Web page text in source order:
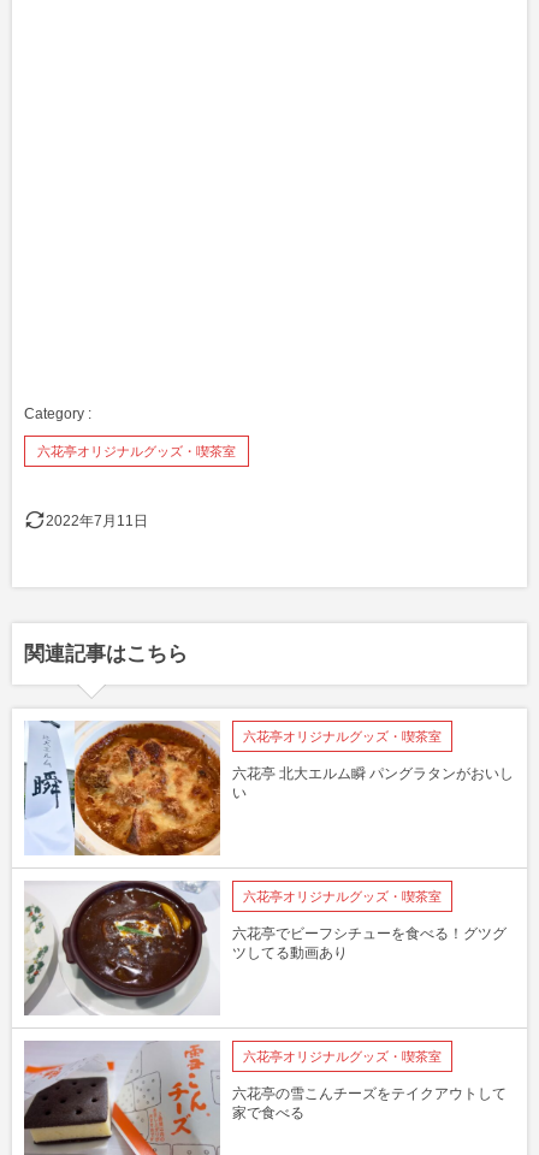
六花亭オリジナルグッズ・喫茶室
2022年7月11日
関連記事はこちら
六花亭オリジナルグッズ・喫茶室
六花亭 北大エルム瞬 パングラタンがおいし
い
六花亭オリジナルグッズ・喫茶室
六花亭でビーフシチューを食べる！グツグ
ツしてる動画あり
六花亭オリジナルグッズ・喫茶室
六花亭の雪こんチーズをテイクアウトして
家で食べる